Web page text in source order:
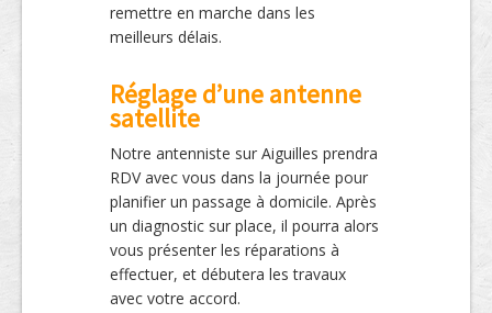
remettre en marche dans les
meilleurs délais.
Réglage d’une antenne
satellite
Notre antenniste sur Aiguilles prendra
RDV avec vous dans la journée pour
planifier un passage à domicile. Après
un diagnostic sur place, il pourra alors
vous présenter les réparations à
effectuer, et débutera les travaux
avec votre accord.